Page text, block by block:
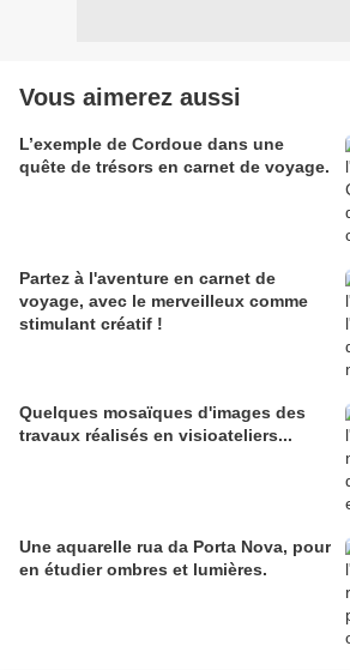
Vous aimerez aussi
L’exemple de Cordoue dans une
quête de trésors en carnet de voyage.
Partez à l'aventure en carnet de
voyage, avec le merveilleux comme
stimulant créatif !
Quelques mosaïques d'images des
travaux réalisés en visioateliers...
Une aquarelle rua da Porta Nova, pour
en étudier ombres et lumières.